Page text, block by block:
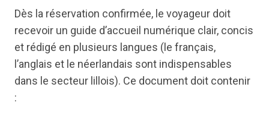
Dès la réservation confirmée, le voyageur doit
recevoir un guide d’accueil numérique clair, concis
et rédigé en plusieurs langues (le français,
l’anglais et le néerlandais sont indispensables
dans le secteur lillois). Ce document doit contenir
: